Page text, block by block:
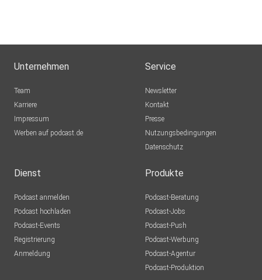
Unternehmen
Team
Karriere
Impressum
Werben auf podcast.de
Service
Newsletter
Kontakt
Presse
Nutzungsbedingungen
Datenschutz
Dienst
Podcast anmelden
Podcast hochladen
Podcast-Events
Registrierung
Anmeldung
Produkte
Podcast-Beratung
Podcast-Jobs
Podcast-Push
Podcast-Werbung
Podcast-Agentur
Podcast-Produktion